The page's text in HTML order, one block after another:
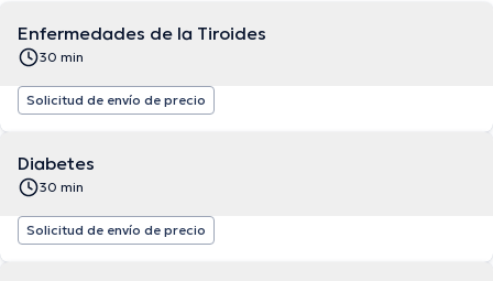
Enfermedades de la Tiroides
30 min
Solicitud de envío de precio
Diabetes
30 min
Solicitud de envío de precio